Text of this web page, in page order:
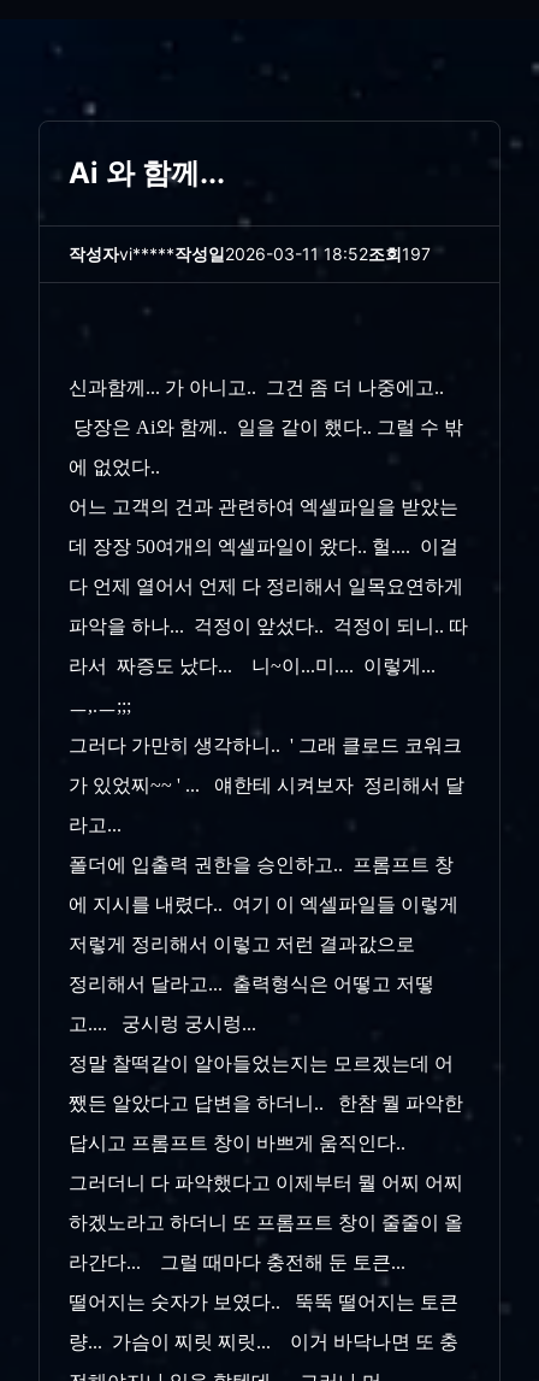
Ai 와 함께...
작성자vi*****작성일2026-03-11 18:52조회197
신과함께... 가 아니고.. 그건 좀 더 나중에고..
당장은 Ai와 함께.. 일을 같이 했다.. 그럴 수 밖
에 없었다..
어느 고객의 건과 관련하여 엑셀파일을 받았는
데 장장 50여개의 엑셀파일이 왔다.. 헐.... 이걸
다 언제 열어서 언제 다 정리해서 일목요연하게
파악을 하나... 걱정이 앞섰다.. 걱정이 되니.. 따
라서 짜증도 났다... 니~이...미.... 이렇게...
ㅡ,.ㅡ;;;
그러다 가만히 생각하니.. ' 그래 클로드 코워크
가 있었찌~~ ' ... 얘한테 시켜보자 정리해서 달
라고...
폴더에 입출력 권한을 승인하고.. 프롬프트 창
에 지시를 내렸다.. 여기 이 엑셀파일들 이렇게
저렇게 정리해서 이렇고 저런 결과값으로
정리해서 달라고... 출력형식은 어떻고 저떻
고.... 궁시렁 궁시렁...
정말 찰떡같이 알아들었는지는 모르겠는데 어
쨌든 알았다고 답변을 하더니.. 한참 뭘 파악한
답시고 프롬프트 창이 바쁘게 움직인다..
그러더니 다 파악했다고 이제부터 뭘 어찌 어찌
하겠노라고 하더니 또 프롬프트 창이 줄줄이 올
라간다... 그럴 때마다 충전해 둔 토큰...
떨어지는 숫자가 보였다.. 뚝뚝 떨어지는 토큰
량... 가슴이 찌릿 찌릿... 이거 바닥나면 또 충